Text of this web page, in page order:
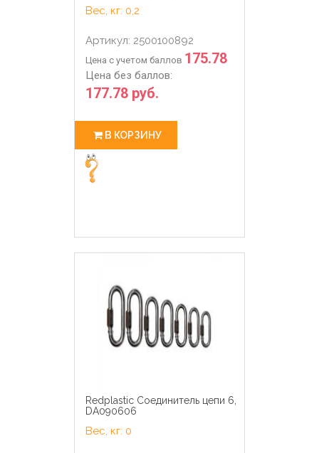
Вес, кг: 0,2
Артикул: 2500100892
Цена с учетом баллов 175.78
Цена без баллов:
177.78 руб.
В КОРЗИНУ
Redplastic Соединитель цепи 6,
DA090606
Вес, кг: 0